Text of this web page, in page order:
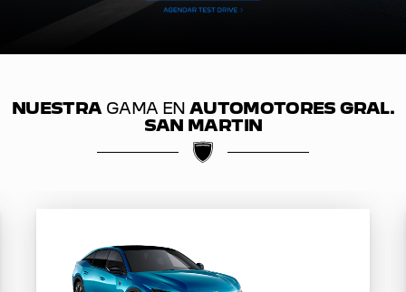
NUESTRA GAMA EN AUTOMOTORES GRAL.
SAN MARTIN